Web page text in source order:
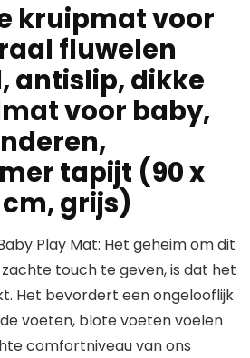
kruipmat voor
fluwelen
antislip, dikke
voor baby,
tapijt (90 x
cm, grijs)
Play Mat: Het geheim om dit
touch te geven, is dat het
Het bevordert een ongelooflijk
voeten, blote voeten voelen
comfortniveau van ons